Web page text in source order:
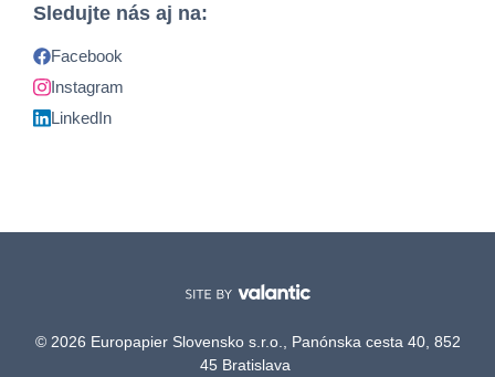
Sledujte nás aj na:
Facebook
Instagram
LinkedIn
© 2026 Europapier Slovensko s.r.o., Panónska cesta 40, 852
45 Bratislava